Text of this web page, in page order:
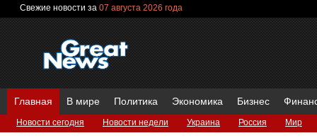
Свежие новости за 07 августа 2026 года
Главная
Новости сегодня Новости недели Украина Россия
Мир
В мире Политика Экономика Бизнес